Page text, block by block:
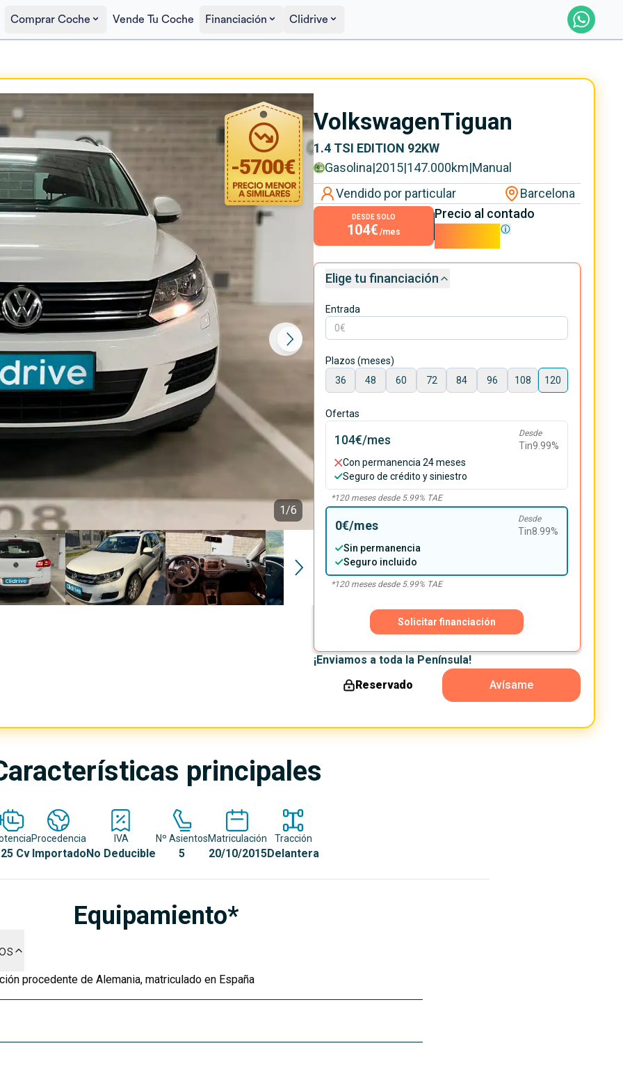
Comprar Coche Vende Tu Coche Financiación Clidrive
1/6
-5700€
9.400€
VolkswagenTiguan
1.4 TSI EDITION 92KW
Gasolina|2015|147.000km|Manual
Vendido por particular
Barcelona
DESDE SOLO
104€ /mes
Precio al contado
9.400€
Elige tu financiación
Entrada
Plazos (meses)
36
48 60 72 84 96 108 120
Ofertas
104€/mes Desde
Tin9.99%
Con permanencia 24 meses
Seguro de crédito y siniestro
*120meses desde 5.99% TAE
0€/mes Desde
Tin8.99%
Sin permanencia
Seguro incluido
*120meses desde 5.99% TAE
Solicitar financiación
¡Enviamos a toda la Península!
Reservado
Avísame
principales
Cv
Procedencia
Importado
IVA
No Deducible
Nº Asientos
5
Matriculación
20/10/2015
Tracción
Delantera
Equipamiento*
procedente de Alemania, matriculado en España